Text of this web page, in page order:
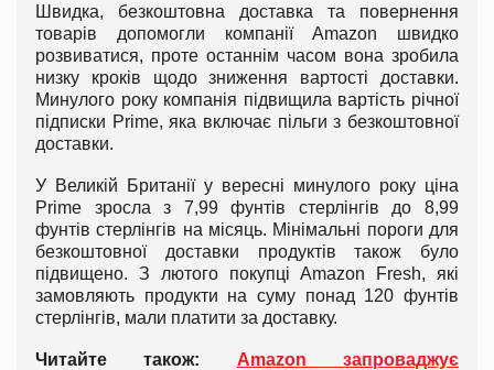
Швидка, безкоштовна доставка та повернення
товарів допомогли компанії Amazon швидко
розвиватися, проте останнім часом вона зробила
низку кроків щодо зниження вартості доставки.
Минулого року компанія підвищила вартість річної
підписки Prime, яка включає пільги з безкоштовної
доставки.
У Великій Британії у вересні минулого року ціна
Prime зросла з 7,99 фунтів стерлінгів до 8,99
фунтів стерлінгів на місяць. Мінімальні пороги для
безкоштовної доставки продуктів також було
підвищено. З лютого покупці Amazon Fresh, які
замовляють продукти на суму понад 120 фунтів
стерлінгів, мали платити за доставку.
Читайте також: Amazon запроваджує